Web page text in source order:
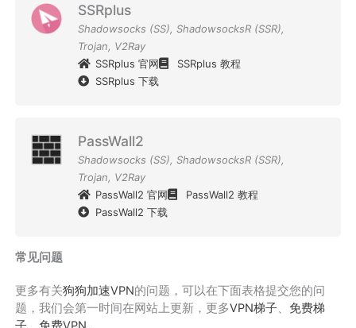
SSRplus
Shadowsocks (SS), ShadowsocksR (SSR),
Trojan, V2Ray
SSRplus 官网
SSRplus 教程
SSRplus 下载
PassWall2
Shadowsocks (SS), ShadowsocksR (SSR),
Trojan, V2Ray
PassWall2 官网
PassWall2 教程
PassWall2 下载
常见问题
更多有关狗狗加速VPN的问题，可以在下面表格提交您的问
题，我们会第一时间在网站上更新，更多VPN梯子、免费梯